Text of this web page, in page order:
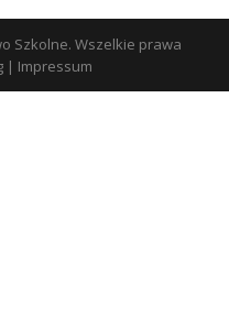
Szkolne. Wszelkie prawa
| Impressum